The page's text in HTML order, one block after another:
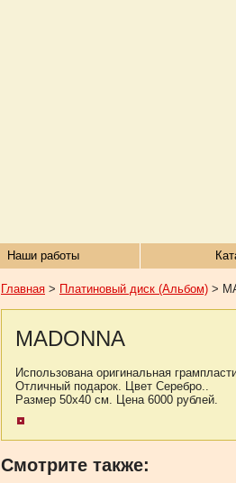
Наши работы
Главная > Платиновый диск (Альбом) >
MADONNA
Использована оригинальная
Отличный подарок. Цвет Серебро..
Размер 50х40 см. Цена 6000 рублей.
Смотрите также: